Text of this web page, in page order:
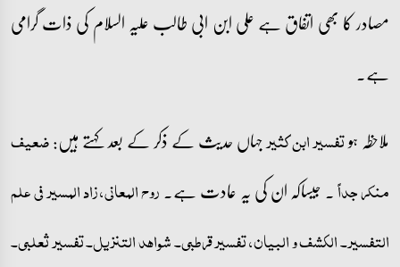
مصادر کا بھی اتفاق ہے علی ابن ابی طالب علیہ السلام کی ذات گرامی
ہے۔
ملاحظہ ہوتفسیر ابن کثیرجہاں حدیث کے ذکر کے بعد کہتے ہیں:ضعیف
منکر جداً۔ جیساکہ ان کی یہ عادت ہے۔روح المعانی، زاد المسیر فی علم
التفسیر۔ الکشف و البیان، تفسیر قرطبی۔ شواھد التنزیل۔ تفسیر ثعلبی۔